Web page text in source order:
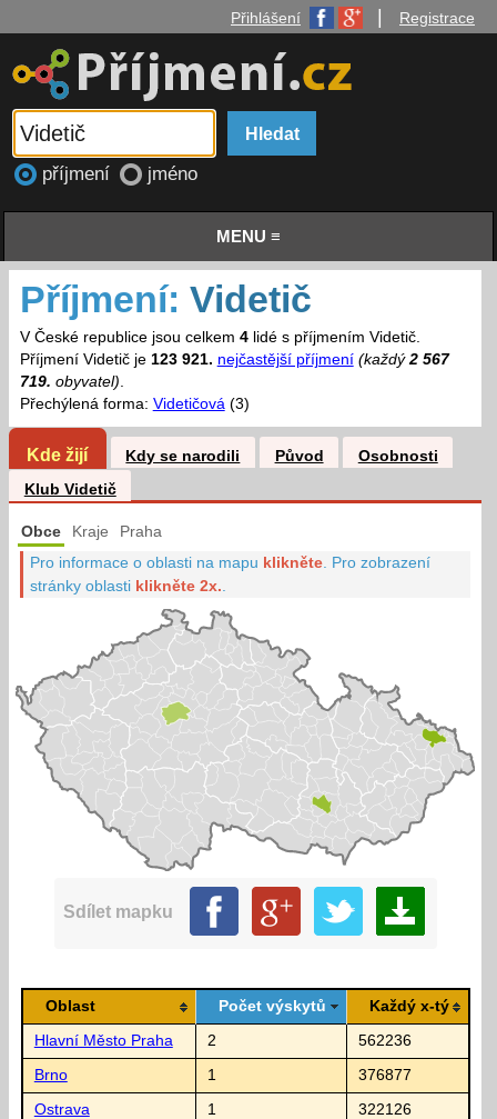
Přihlášení Registrace
příjmení jméno
MENU ≡
Příjmení: Videtič
V České republice jsou celkem 4lidé s příjmením Videtič.
Příjmení Videtič je 123 921. nejčastější příjmení (každý2 567
719. obyvatel).
Přechýlená forma: Videtičová(3)
Kde žijí Kdy se narodili Původ
Osobnosti
Klub Videtič
Obce Kraje Praha
Pro informace o oblasti na mapu klikněte Pro zobrazení
stránky oblasti klikněte 2x.
Sdílet mapku
Oblast Počet výskytů Každý x-tý
Hlavní Město Praha 2 562236
Brno 1 376877
Ostrava 1 322126